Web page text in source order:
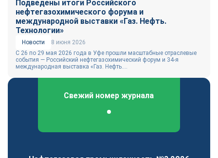
Подведены итоги Российского
нефтегазохимического форума и
международной выставки «Газ. Нефть.
Технологии»
Новости
8 июня 2026
С 26 по 29 мая 2026 года в Уфе прошли масштабные отраслевые
события — Российский нефтегазохимический форум и 34-я
международная выставка «Газ. Нефть....
Свежий номер журнала